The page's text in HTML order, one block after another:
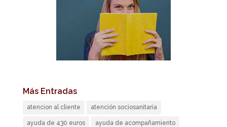
Más Entradas
atencion al cliente atención sociosanitaria
ayuda de 430 euros ayuda de acompañamiento